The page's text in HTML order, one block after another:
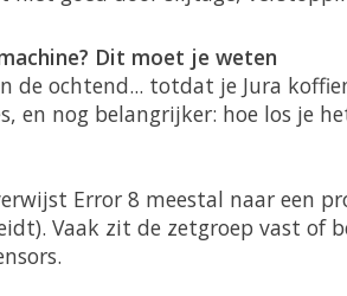
Dit moet je weten
de ochtend... totdat je Jura
en nog belangrijker: hoe los je
Error 8 meestal naar een
Vaak zit de zetgroep vast of